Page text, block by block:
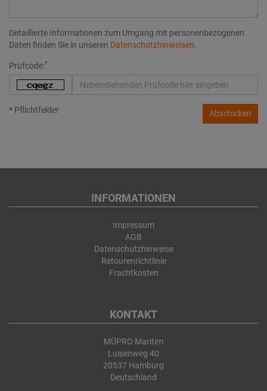
Detaillierte Informationen zum Umgang mit personenbezogenen
Daten finden Sie in unseren Datenschutzhinweisen.
Prüfcode:*
* Pflichtfelder Abschicken
INFORMATIONEN
Impressum
AGB
Datenschutzhinweise
Retourenrichtlinie
Frachtkosten
KONTAKT
MÜPRO Maritim
Luisenweg 40
20537 Hamburg
Deutschland